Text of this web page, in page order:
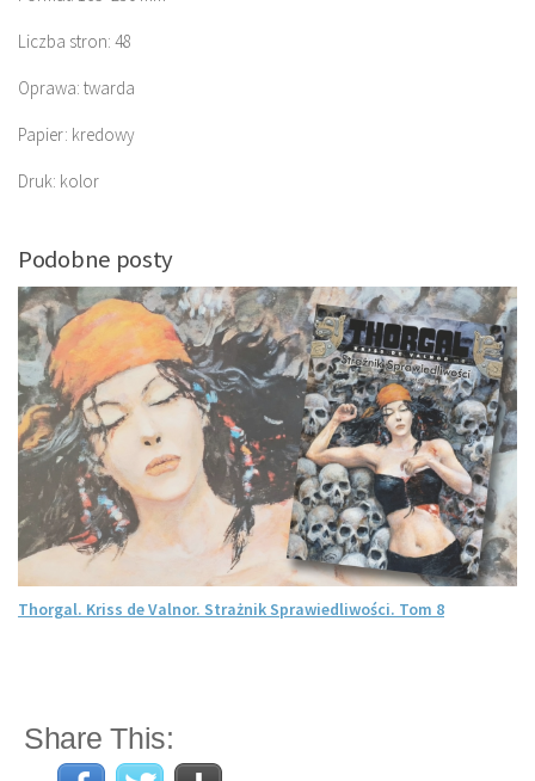
Liczba stron: 48
Oprawa: twarda
Papier: kredowy
Druk: kolor
Podobne posty
Thorgal. Kriss de Valnor. Strażnik Sprawiedliwości. Tom 8
Share This: